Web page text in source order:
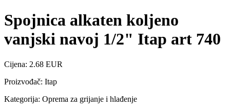
Spojnica alkaten koljeno
vanjski navoj 1/2" Itap art 740
Cijena: 2.68 EUR
Proizvođač: Itap
Kategorija: Oprema za grijanje i hlađenje